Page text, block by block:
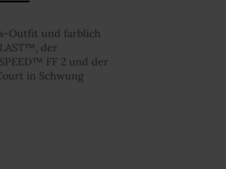
Outfit und farblich
der
FF 2 und der
in Schwung